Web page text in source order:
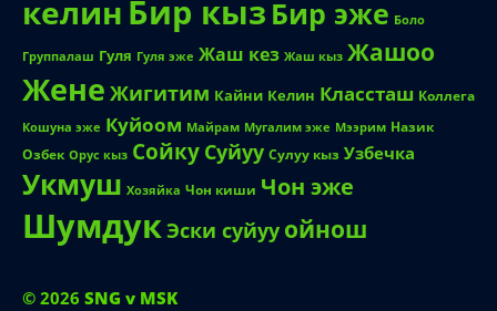
келин Бир кыз Бир эже Боло
Группалаш Гуля Гуля эже Жаш кез Жаш кыз Жашоо
Жене Жигитим Кайни Келин Классташ Коллега
Кошуна эже Куйоом Майрам Мугалим эже Мээрим Назик
Озбек Орус кыз Сойку Суйуу Сулуу кыз Узбечка
Укмуш Хозяйка Чон киши Чон эже
ШумдукЭски суйуу ойнош
© 2026 SNG v MSK